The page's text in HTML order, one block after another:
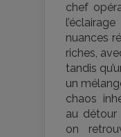
chef
nuances
riches,
tandis
un
chaos
au détour
on